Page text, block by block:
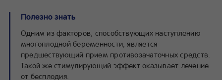
Полезно знать
Одним из факторов, способствующих наступлению
многоплодной беременности, является
предшествующий прием противозачаточных средств.
Такой же стимулирующий эффект оказывает лечение
от бесплодия.